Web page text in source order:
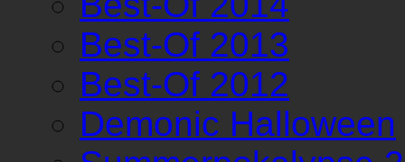
Best-Of 2013
Best-Of 2012
Demonic Halloween